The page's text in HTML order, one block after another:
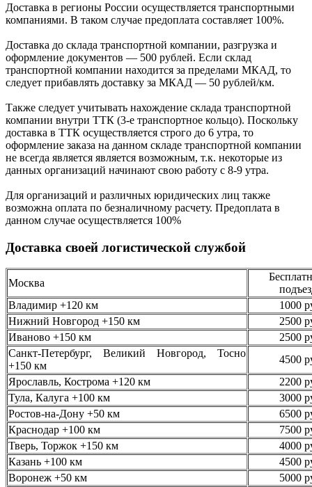
Доcтавка в регионы России осуществляется транспортными
компаниями. В таком случае предоплата составляет 100%.
Доставка до склада транспортной компании, разгрузка и
оформление документов — 500 рублей. Если склад
транспортной компании находится за пределами МКАД, то
следует прибавлять доставку за МКАД — 50 рублей/км.
Также следует учитывать нахождение склада транспортной
компании внутри ТТК (3-е транспортное кольцо). Поскольку
доставка в ТТК осуществляется строго до 6 утра, то
оформление заказа на данном складе транспортной компании
не всегда является является возможным, т.к. некоторые из
данных организаций начинают свою работу с 8-9 утра.
Для организаций и различных юридических лиц также
возможна оплата по безналичному расчету. Предоплата в
данном случае осуществляется 100%
Доставка своей логистической службой
Москва
Владимир +120 км
1000
Нижний Новгород +150 км
2500
Иваново +150 км
2500
Санкт-Петербург, Великий Новгород, Тосно
+150 км
4500
Ярославль, Кострома +120 км
2200
Тула, Калуга +100 км
3000
Ростов-на-Дону +50 км
6500
Краснодар +100 км
7500
Тверь, Торжок +150 км
4000
Казань +100 км
4500
Воронеж +50 км
5000